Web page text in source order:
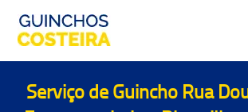
Serviço de Guincho Rua